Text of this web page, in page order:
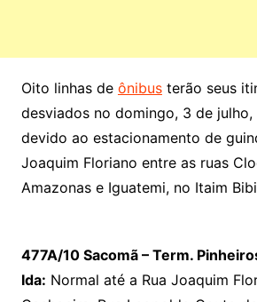
Oito linhas de ônibusterão seus
desviados no domingo, 3 de julho,
devido ao estacionamento de
Joaquim Floriano entre as ruas
Amazonas e Iguatemi, no Itaim
477A/10 Sacomã – Term.
Ida: Normal até a Rua Joaquim